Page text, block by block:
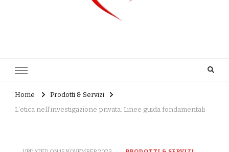
Home
Prodotti & Servizi
L’etica nell’investigazione privata: Linee guida fondamentali